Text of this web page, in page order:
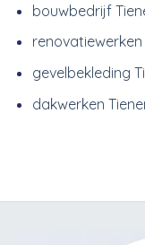
bouwbedrijf
renovatiewerken
gevelbekleding
dakwerken